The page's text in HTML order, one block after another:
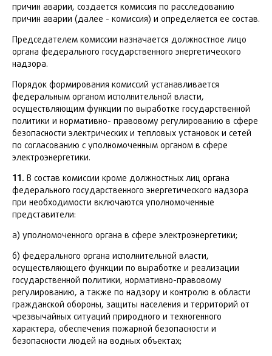
причин аварии, создается комиссия по расследованию
причин аварии (далее - комиссия) и определяется ее состав.
Председателем комиссии назначается должностное лицо
органа федерального государственного энергетического
надзора.
Порядок формирования комиссий устанавливается
федеральным органом исполнительной власти,
осуществляющим функции по выработке государственной
политики и нормативно- правовому регулированию в сфере
безопасности электрических и тепловых установок и сетей
по согласованию с уполномоченным органом в сфере
электроэнергетики.
11. В состав комиссии кроме должностных лиц органа
федерального государственного энергетического надзора
при необходимости включаются уполномоченные
представители:
а) уполномоченного органа в сфере электроэнергетики;
б) федерального органа исполнительной власти,
осуществляющего функции по выработке и реализации
государственной политики, нормативно-правовому
регулированию, а также по надзору и контролю в области
гражданской обороны, защиты населения и территорий от
чрезвычайных ситуаций природного и техногенного
характера, обеспечения пожарной безопасности и
безопасности людей на водных объектах;